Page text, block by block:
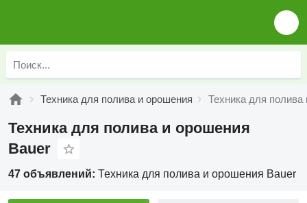
Техника для полива и орошения Техника для
Техника для полива и орошения
Bauer
47 объявлений: Техника для полива и орошения Bauer